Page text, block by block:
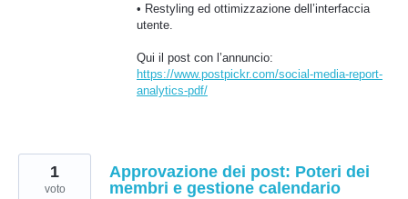
• Restyling ed ottimizzazione dell’interfaccia
utente.
Qui il post con l’annuncio:
https://www.postpickr.com/social-media-report-
analytics-pdf/
Approvazione dei post: Poteri dei
membri e gestione calendario
1
voto